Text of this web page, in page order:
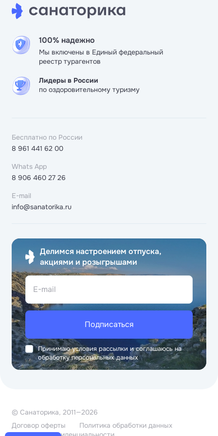
100% надежно
Мы включены в Единый федеральный
реестр турагентов
Лидеры в России
по оздоровительному туризму
Бесплатно по России
8 961 441 62 00
Whats App
8 906 460 27 26
E-mail
info@sanatorika.ru
Делимся настроением отпуска,
акциями и розыгрышами
E-mail
Подписаться
Принимаю условия рассылки и соглашаюсь на
обработку персональных данных
© Санаторика, 2011—2026
Договор оферты
Политика обработки данных